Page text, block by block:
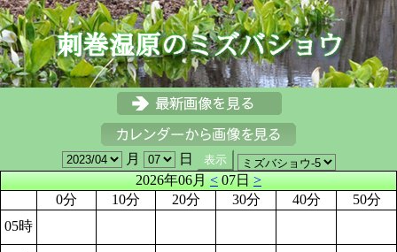
月
日
2026年06月<07日>
0分
10分 20分 30分 40分
50分
05時